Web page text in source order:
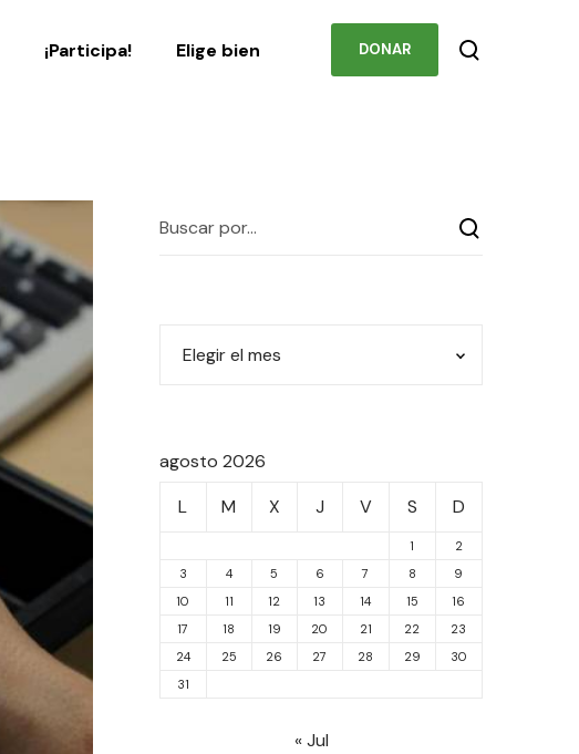
¡Participa! Elige bien DONAR
agosto 2026
L
M X J V S D
1
2
3
4 5 6 7 8
9
10
11 12 13 14 15
16
17
18 19 20 21 22
23
24
25 26 27 28 29
30
31
« Jul